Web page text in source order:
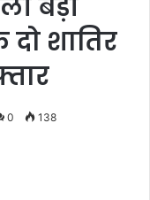
बड़ी
शातिर
0 138